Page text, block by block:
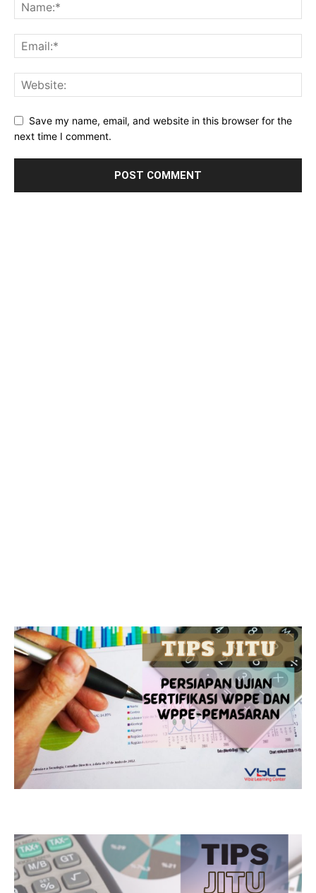
Save my name, email, and website in this browser for the
next time I comment.